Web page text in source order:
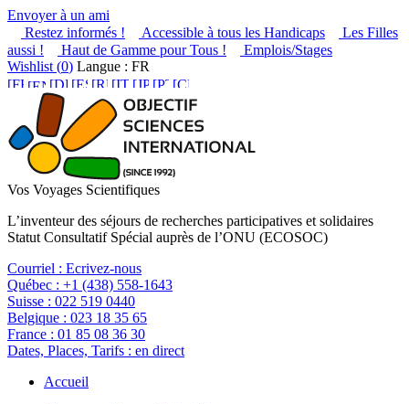
Envoyer à un ami
Restez informés !
Accessible à tous les Handicaps
Les Filles
aussi !
Haut de Gamme pour Tous !
Emplois/Stages
Wishlist (0) Langue : FR
Vos Voyages Scientifiques
L’inventeur des séjours de recherches participatives et solidaires
Statut Consultatif Spécial auprès de l’ONU (ECOSOC)
Courriel : Ecrivez-nous
Québec : +1 (438) 558-1643
Suisse : 022 519 0440
Belgique : 023 18 35 65
France : 01 85 08 36 30
Dates, Places, Tarifs : en direct
Accueil